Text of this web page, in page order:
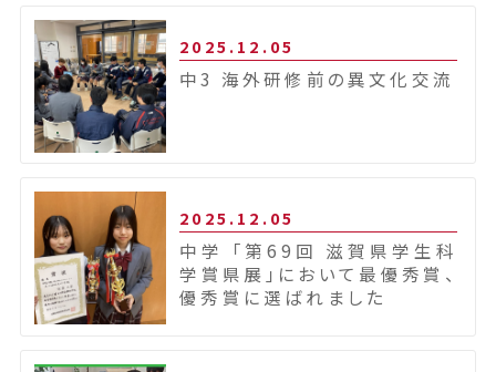
2025.12.05
中3 海外研修前の異文化交流
2025.12.05
中学 「第69回 滋賀県学生科
学賞県展」において最優秀賞、
優秀賞に選ばれました